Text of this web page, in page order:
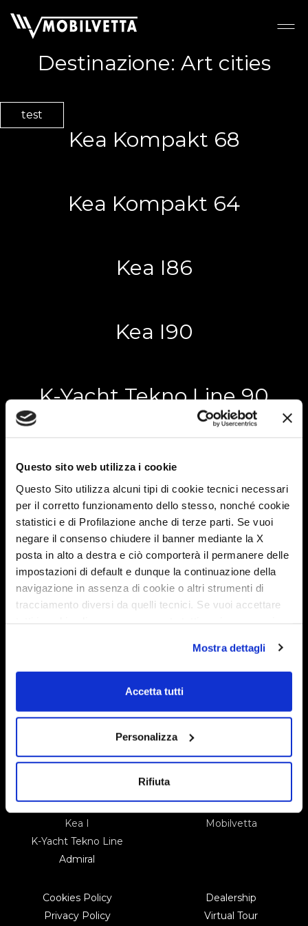
Questo sito web utilizza i cookie
Questo Sito utilizza alcuni tipi di cookie tecnici necessari
per il corretto funzionamento dello stesso, nonché cookie
statistici e di Profilazione anche di terze parti. Se vuoi
negare il consenso chiudere il banner mediante la X
posta in alto a destra e ciò comporterà il permanere delle
impostazioni di default e dunque la continuazione della
navigazione in assenza di cookie o altri strumenti di
tracciamento diversi da quelli tecnici. Se vuoi accettare
su acconsento selezionati. Se vuoi saperne di più clicca
qui. Cliccando sul tasto "Acconsento" permetti l'utilizzo
Mostra dettagli
Accetta tutti
Personalizza
Rifiuta
Destinazione: Art cities
test
Kea Kompakt 68
Kea Kompakt 64
Kea I86
Kea I90
K-Yacht Tekno Line 90
K-Yacht Tekno Line 86
Krosser 90
Admiral K 6.5
Admiral K 6.3
Krosser
Kea I
K-Yacht Tekno Line
Admiral
Newsletter
Mobilvetta
Cookies Policy
Privacy Policy
Dealership
Virtual Tour